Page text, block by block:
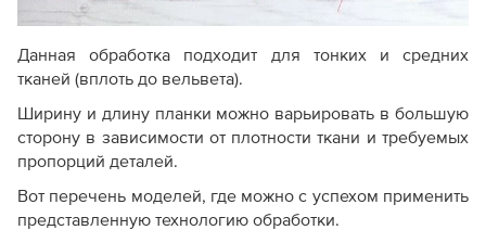
Данная обработка подходит для тонких и средних
тканей (вплоть до вельвета).
Ширину и длину планки можно варьировать в большую
сторону в зависимости от плотности ткани и требуемых
пропорций деталей.
Вот перечень моделей, где можно с успехом применить
представленную технологию обработки.